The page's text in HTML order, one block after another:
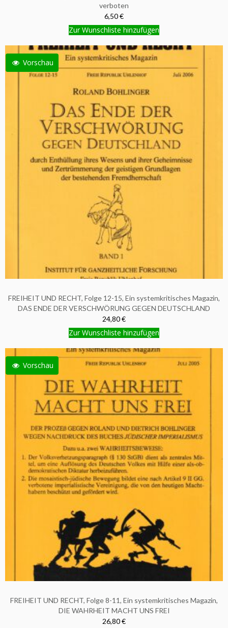
verboten
6,50 €
Zur Wunschliste hinzufügen
Vorschau
FREIHEIT UND RECHT, Folge 12-15, Ein systemkritisches Magazin,
DAS ENDE DER VERSCHWÖRUNG GEGEN DEUTSCHLAND
24,80 €
Zur Wunschliste hinzufügen
Vorschau
FREIHEIT UND RECHT, Folge 8-11, Ein systemkritisches Magazin,
DIE WAHRHEIT MACHT UNS FREI
26,80 €